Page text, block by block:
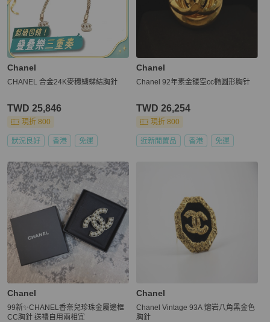
Chanel
CHANEL 合金24K麥穗蝴蝶結胸針
TWD 25,846
現折 800
狀況良好 香港 免運
Chanel
Chanel 92年素金镂空cc椭圆形胸针
TWD 26,254
現折 800
近新閒置品 香港 免運
Chanel
99新✨CHANEL香奈兒珍珠金屬邊框
CC胸針 送禮自用兩相宜
Chanel
Chanel Vintage 93A 熔岩八角黑金色
胸針